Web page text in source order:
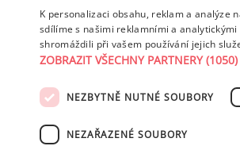
K personalizaci obsahu, reklam a analýze
sdílíme s našimi reklamními a
shromáždili při vašem používání jejich
ZOBRAZIT VŠECHNY PARTNERY
NEZBYTNĚ NUTNÉ SOUBORY
NEZAŘAZENÉ SOUBORY